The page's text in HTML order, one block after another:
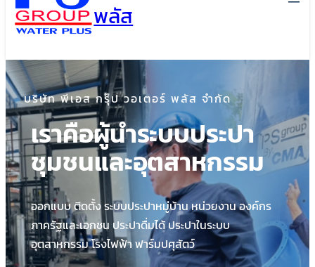
พลัส
บริษัท พีเอส กรุ๊ป วอเตอร์ พลัส จำกัด
เราคือผู้นำระบบประปา
ชุมชนและอุตสาหกรรม
ออกแบบ ติดตั้ง ระบบประปาหมู่บ้าน หน่วยงาน องค์กร
ภาครัฐและเอกชน ประปาดื่มได้ ประปาในระบบ
อุตสาหกรรม โรงไฟฟ้า ฟาร์มปศุสัตว์